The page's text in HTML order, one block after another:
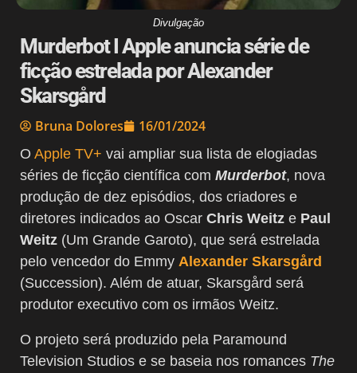
Divulgação
Murderbot I Apple anuncia série de
ficção estrelada por Alexander
Skarsgård
Bruna Dolores 16/01/2024
O Apple TV+ vai ampliar sua lista de elogiadas
séries de ficção científica com Murderbot, nova
produção de dez episódios, dos criadores e
diretores indicados ao Oscar Chris Weitz e Paul
Weitz (Um Grande Garoto), que será estrelada
pelo vencedor do Emmy Alexander Skarsgård
(Succession). Além de atuar, Skarsgård será
produtor executivo com os irmãos Weitz.
O projeto será produzido pela Paramound
Television Studios e se baseia nos romances The